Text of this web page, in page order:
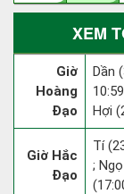
XEM
Giờ
Hoàng
Đạo
Dần
Hợi
Giờ Hắc
Đạo
Tí
;